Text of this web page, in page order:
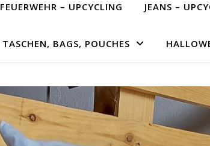
FEUERWEHR – UPCYCLING JEANS –
TASCHEN, BAGS, POUCHES